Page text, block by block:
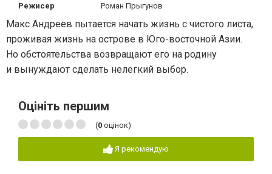
Режисер Роман Прыгунов
Макс Андреев пытается начать жизнь с чистого листа,
проживая жизнь на острове в Юго-восточной Азии.
Но обстоятельства возвращают его на родину
и вынуждают сделать нелегкий выбор.
Оцініть першим
(0 оцінок)
Я рекомендую